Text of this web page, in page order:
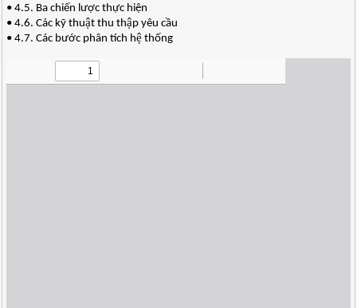
• 4.5. Ba chiến lược thực hiện
• 4.6. Các kỹ thuật thu thập yêu cầu
• 4.7. Các bước phân tích hệ thống